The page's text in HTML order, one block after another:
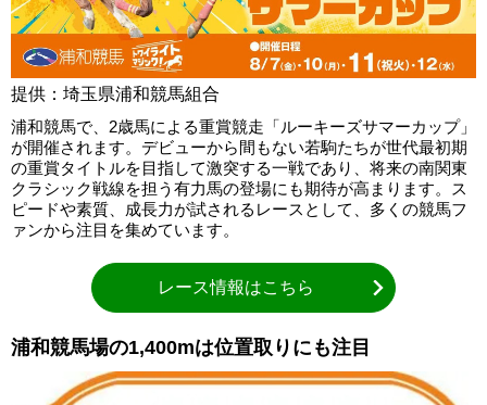
提供：埼玉県浦和競馬組合
浦和競馬で、2歳馬による重賞競走「ルーキーズサマーカップ」
が開催されます。デビューから間もない若駒たちが世代最初期
の重賞タイトルを目指して激突する一戦であり、将来の南関東
クラシック戦線を担う有力馬の登場にも期待が高まります。ス
ピードや素質、成長力が試されるレースとして、多くの競馬フ
ァンから注目を集めています。
レース情報はこちら
浦和競馬場の1,400mは位置取りにも注目